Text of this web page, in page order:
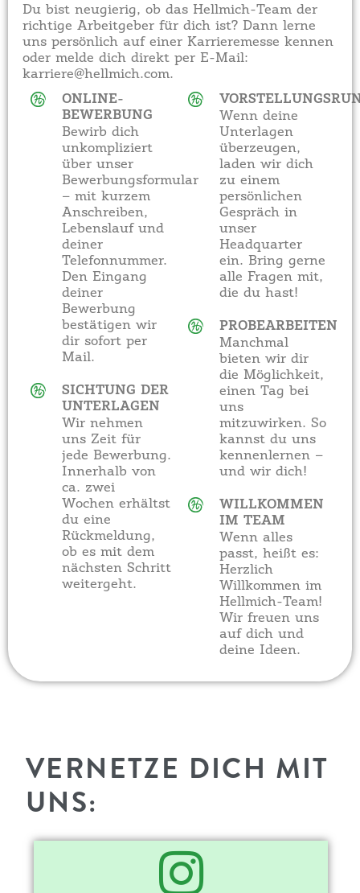
Du bist neugierig, ob das Hellmich-Team der
richtige Arbeitgeber für dich ist? Dann lerne
uns persönlich auf einer Karrieremesse kennen
oder melde dich direkt per E-Mail:
karriere@hellmich.com.
ONLINE-
BEWERBUNG
Bewirb dich
unkompliziert
über unser
Bewerbungsformular
– mit kurzem
Anschreiben,
Lebenslauf und
deiner
Telefonnummer.
Den Eingang
deiner
Bewerbung
bestätigen wir
dir sofort per
Mail.
SICHTUNG DER
UNTERLAGEN
Wir nehmen
uns Zeit für
jede Bewerbung.
Innerhalb von
ca. zwei
Wochen erhältst
du eine
Rückmeldung,
ob es mit dem
nächsten Schritt
weitergeht.
Wenn deine
Unterlagen
überzeugen,
laden wir dich
zu einem
persönlichen
Gespräch in
unser
Headquarter
ein. Bring gerne
alle Fragen mit,
die du hast!
PROBEARBEITEN
Manchmal
bieten wir dir
die Möglichkeit,
einen Tag bei
uns
mitzuwirken. So
kannst du uns
kennenlernen –
und wir dich!
WILLKOMMEN
IM TEAM
Wenn alles
passt, heißt es:
Herzlich
Willkommen im
Hellmich-Team!
Wir freuen uns
auf dich und
deine Ideen.
VERNETZE DICH MIT
UNS: